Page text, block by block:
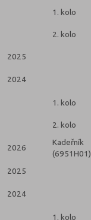
1. kolo
2. kolo
2025
2024
1. kolo
2. kolo
2026
Kadeřník
(6951H01)
2025
2024
1. kolo